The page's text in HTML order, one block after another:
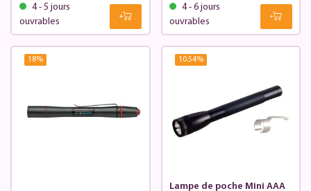
4 - 5 jours
ouvrables
4 - 6 jours
ouvrables
18% 10.54%
Lampe de poche Mini AAA